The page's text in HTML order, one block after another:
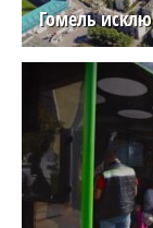
Гомель